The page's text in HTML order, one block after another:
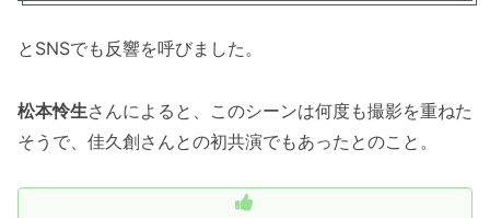
とSNSでも反響を呼びました。
松本怜生さんによると、このシーンは何度も撮影を重ねた
そうで、佳久創さんとの初共演でもあったとのこと。